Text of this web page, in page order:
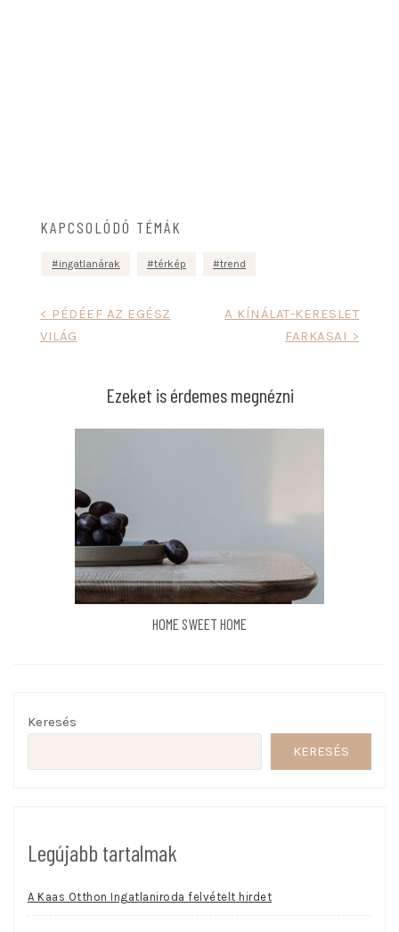
KAPCSOLÓDÓ TÉMÁK
ingatlanárak térkép trend
Bejegyzés
navigáció
< PÉDÉEF AZ EGÉSZ
VILÁG
A KÍNÁLAT-KERESLET
FARKASAI >
Ezeket is érdemes megnézni
HOME SWEET HOME
Keresés
KERESÉS
Legújabb tartalmak
A Kaas Otthon Ingatlaniroda felvételt hirdet